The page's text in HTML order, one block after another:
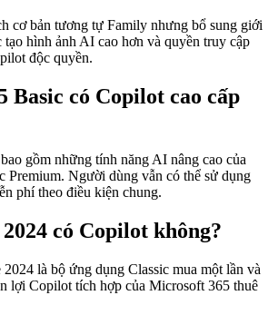
cơ bản tương tự Family nhưng bổ sung giới
hình ảnh AI cao hơn và quyền truy cập
độc quyền.
Basic có Copilot cao cấp
gồm những tính năng AI nâng cao của
Premium. Người dùng vẫn có thể sử dụng
phí theo điều kiện chung.
có Copilot không?
là bộ ứng dụng Classic mua một lần và
lợi Copilot tích hợp của Microsoft 365 thuê